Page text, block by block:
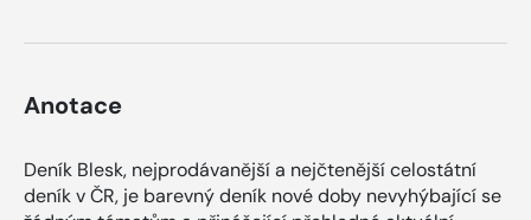
Anotace
Deník Blesk, nejprodávanější a nejčtenější celostátní
deník v ČR, je barevný deník nové doby nevyhýbající se